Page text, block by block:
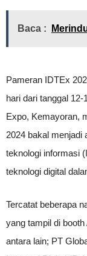
Baca :
Pameran IDTEx
hari dari tanggal
Expo, Kemayoran,
2024 bakal menjadi
teknologi informasi
teknologi digital
Tercatat beberapa
yang tampil di
antara lain; PT